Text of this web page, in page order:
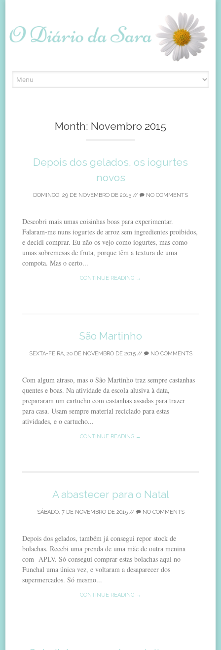
to
Month: Novembro 2015
Depois dos gelados, os iogurtes
novos
DOMINGO, 29 DE NOVEMBRO DE 2015 // NO COMMENTS
Descobri mais umas coisinhas boas para experimentar.
Falaram-me nuns iogurtes de arroz sem ingredientes proibidos,
e decidi comprar. Eu não os vejo como iogurtes, mas como
umas sobremesas de fruta, porque têm a textura de uma
compota. Mas o certo...
CONTINUE READING →
São Martinho
SEXTA-FEIRA, 20 DE NOVEMBRO DE 2015// NO COMMENTS
Com algum atraso, mas o São Martinho traz sempre castanhas
quentes e boas. Na atividade da escola alusiva à data,
prepararam um cartucho com castanhas assadas para trazer
para casa. Usam sempre material reciclado para estas
atividades, e o cartucho...
CONTINUE READING →
A abastecer para o Natal
SÁBADO, 7 DE NOVEMBRO DE 2015// NO COMMENTS
Depois dos gelados, também já consegui repor stock de
bolachas. Recebi uma prenda de uma mãe de outra menina
com APLV. Só consegui comprar estas bolachas aqui no
Funchal uma única vez, e voltaram a desaparecer dos
supermercados. Só mesmo...
CONTINUE READING →